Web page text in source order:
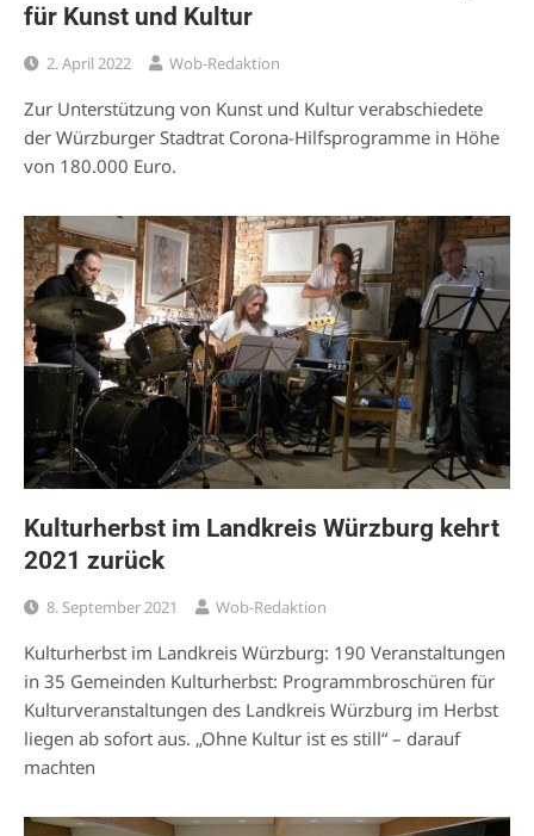
für Kunst und Kultur
2. April 2022 Wob-Redaktion
Zur Unterstützung von Kunst und Kultur verabschiedete
der Würzburger Stadtrat Corona-Hilfsprogramme in Höhe
von 180.000 Euro.
Kulturherbst im Landkreis Würzburg kehrt
2021 zurück
8. September 2021 Wob-Redaktion
Kulturherbst im Landkreis Würzburg: 190 Veranstaltungen
in 35 Gemeinden Kulturherbst: Programmbroschüren für
Kulturveranstaltungen des Landkreis Würzburg im Herbst
liegen ab sofort aus. „Ohne Kultur ist es still“ – darauf
machten